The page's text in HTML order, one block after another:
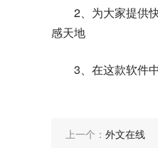
2、为大家提供
感天地
3、在这款软件
上一个： 外文在线